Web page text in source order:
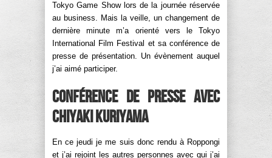
Tokyo Game Show lors de la journée réservée
au business. Mais la veille, un changement de
dernière minute m’a orienté vers le Tokyo
International Film Festival et sa conférence de
presse de présentation. Un évènement auquel
j’ai aimé participer.
Conférence de presse avec
Chiyaki Kuriyama
En ce jeudi je me suis donc rendu à Roppongi
et j’ai rejoint les autres personnes avec qui j’ai